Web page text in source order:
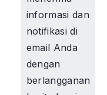
informasi dan
notifikasi di
email Anda
dengan
berlangganan